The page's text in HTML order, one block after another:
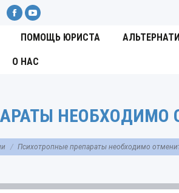
Facebook
YouTube
ПОМОЩЬ ЮРИСТА
О НАС
НЕОБХОДИМО
Психотропные препараты необходимо